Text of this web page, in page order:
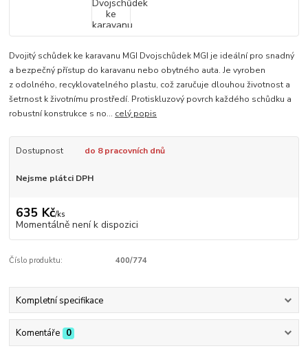
Dvojitý schůdek ke karavanu MGI Dvojschůdek MGI je ideální pro snadný
a bezpečný přístup do karavanu nebo obytného auta. Je vyroben
z odolného, recyklovatelného plastu, což zaručuje dlouhou životnost a
šetrnost k životnímu prostředí. Protiskluzový povrch každého schůdku a
robustní konstrukce s no... celý popis
Dostupnost do 8 pracovních dnů
Nejsme plátci DPH
635 Kč/ks
Momentálně není k dispozici
Číslo produktu: 400/774
Kompletní specifikace
Komentáře 0